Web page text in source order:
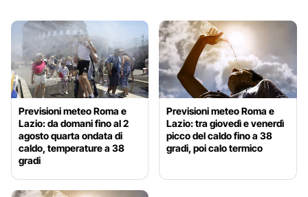
Previsioni meteo Roma e
Lazio: da domani fino al 2
agosto quarta ondata di
caldo, temperature a 38
gradi
Previsioni meteo Roma e
Lazio: tra giovedì e venerdì
picco del caldo fino a 38
gradi, poi calo termico